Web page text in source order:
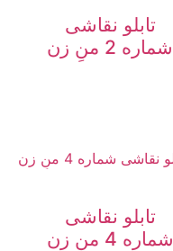
تابلو نقاشی
شماره 2 منِ زن
تابلو نقاشی
شماره 4 منِ زن